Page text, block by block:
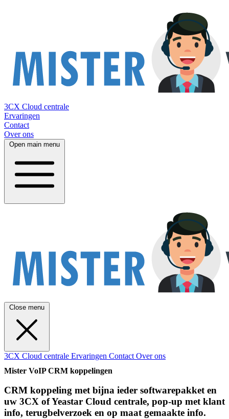
3CX Cloud centrale
Ervaringen
Contact
Over ons
Open main menu
Close menu
3CX Cloud centrale Ervaringen Contact Over ons
Mister VoIP CRM koppelingen
CRM koppeling met bijna ieder softwarepakket en
uw 3CX of Yeastar Cloud centrale, pop-up met klant
info, terugbelverzoek en op maat gemaakte info.